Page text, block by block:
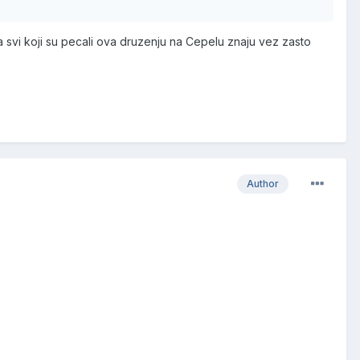
koji su pecali ova druzenju na Cepelu znaju vez zasto
Author